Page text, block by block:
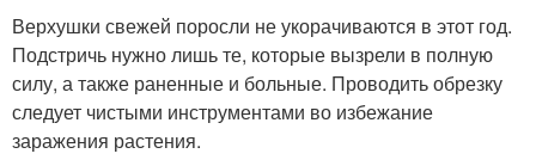
Верхушки свежей поросли не укорачиваются в этот год.
Подстричь нужно лишь те, которые вызрели в полную
силу, а также раненные и больные. Проводить обрезку
следует чистыми инструментами во избежание
заражения растения.